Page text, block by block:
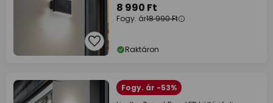
8 990 Ft
Fogy. ár18 990 Ft
Raktáron
Fogy. ár -53%